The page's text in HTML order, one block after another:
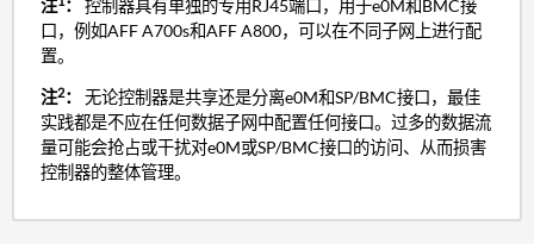
注 ： 控制器具有单独的专用RJ45端口，用于e0M和BMC接
口，例如AFF A700s和AFF A800，可以在不同子网上进行配
置。
注2：
无论控制器是共享还是分离e0M和SP/BMC接口，最佳
实践都是不应在任何数据子网中配置任何接口。过多的数据流
量可能会抢占或干扰对e0M或SP/BMC接口的访问、从而损害
控制器的整体管理。